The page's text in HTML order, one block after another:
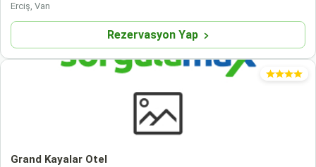
Erciş, Van
Rezervasyon Yap
Grand Kayalar Otel